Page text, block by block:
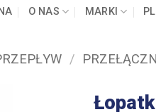
O NAS MARKI
/